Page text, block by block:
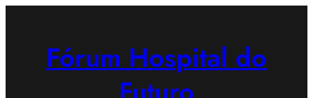
Fórum Hospital do